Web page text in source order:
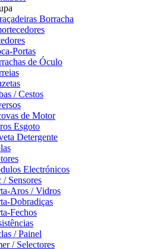
Borracha
Portas
de Óculo
/ Cestos
de Motor
Esgoto
Detergente
Electrónicos
/ Sensores
Aros / Vidros
Dobradiças
Fechos
/ Painel
/ Selectores